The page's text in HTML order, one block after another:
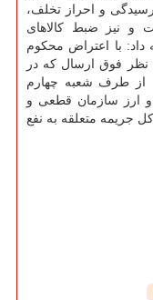
و احراز تخلف،
و نیز ضبط کالاهای
با اعتراض محکوم
نظر فوق ارسال که در
از طرف شعبه چهارم
و ارز سازمان قطعی و
جریمه متعلقه به نفع